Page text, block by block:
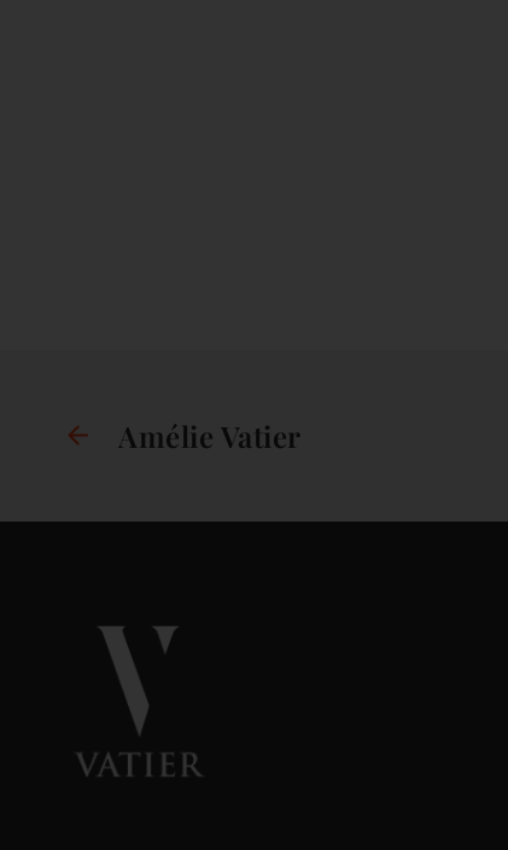
Amélie Vatier